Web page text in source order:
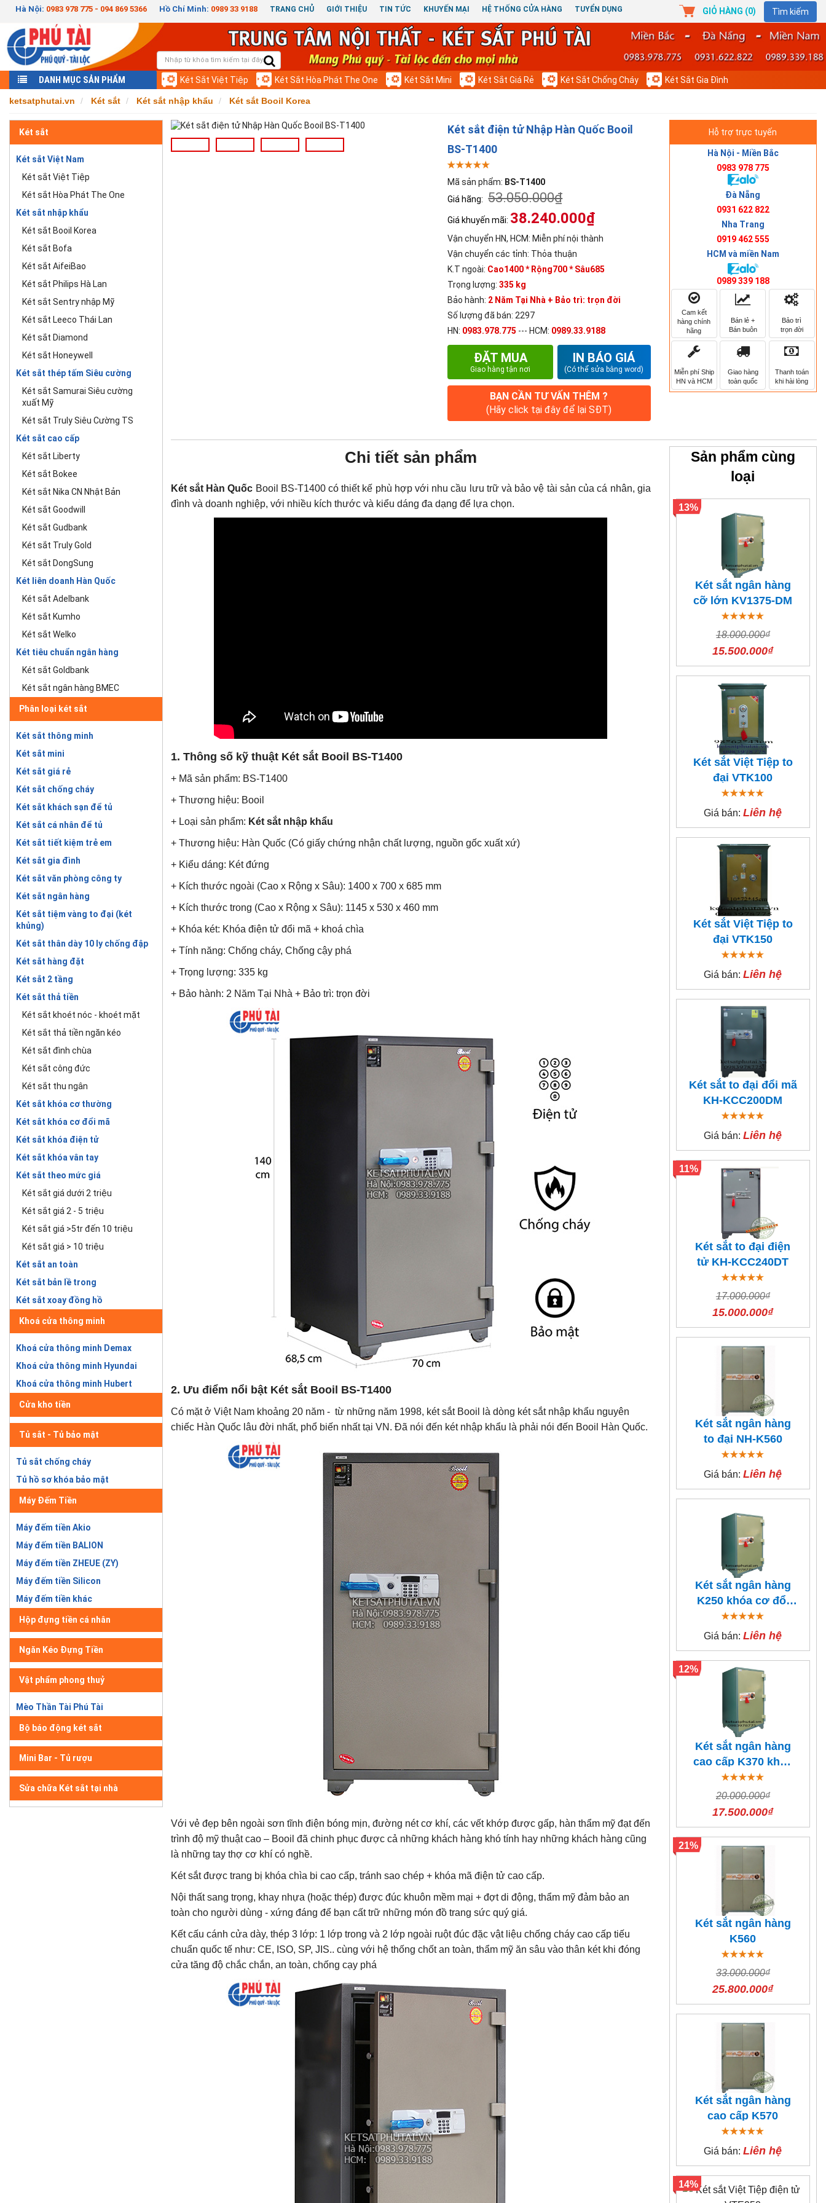
Hà Nội: 0983 978 775 - 094 869 5366 Hồ Chí Minh: 0989 33 9188 TRANG CHỦ GIỚI THIỆU TIN TỨC KHUYẾN MẠI HỆ THỐNG CỬA HÀNG TUYỂN DỤNG GIỎ HÀNG (0) Tìm kiếm
DANH MỤC SẢN PHẨM Két Sắt Việt Tiệp Két Sắt Hòa Phát The One Két Sắt Mini Két Sắt Giá Rẻ Két Sắt Chống Cháy Két Sắt Gia Đình
ketsatphutai.vn Két sắt Két sắt nhập khẩu Két sắt Booil Korea
Két sắt
Két sắt Việt Nam
Két sắt Việt Tiệp
Két sắt Hòa Phát The One
Két sắt nhập khẩu
Két sắt Booil Korea
Két sắt Bofa
Két sắt AifeiBao
Két sắt Philips Hà Lan
Két sắt Sentry nhập Mỹ
Két sắt Leeco Thái Lan
Két sắt Diamond
Két sắt Honeywell
Két sắt thép tấm Siêu cường
Két sắt Samurai Siêu cường
xuất Mỹ
Két sắt Truly Siêu Cường TS
Két sắt cao cấp
Két sắt Liberty
Két sắt Bokee
Két sắt Nika CN Nhật Bản
Két sắt Goodwill
Két sắt Gudbank
Két sắt Truly Gold
Két sắt DongSung
Két liên doanh Hàn Quốc
Két sắt Adelbank
Két sắt Kumho
Két sắt Welko
Két tiêu chuẩn ngân hàng
Két sắt Goldbank
Két sắt ngân hàng BMEC
Phân loại két sắt
Két sắt thông minh
Két sắt mini
Két sắt giá rẻ
Két sắt chống cháy
Két sắt khách sạn để tủ
Két sắt cá nhân để tủ
Két sắt tiết kiệm trẻ em
Két sắt gia đình
Két sắt văn phòng công ty
Két sắt ngân hàng
Két sắt tiệm vàng to đại (két
khủng)
Két sắt thân dày 10 ly chống đập
Két sắt hàng đặt
Két sắt 2 tầng
Két sắt thả tiền
Két sắt khoét nóc - khoét mặt
Két sắt thả tiền ngăn kéo
Két sắt đình chùa
Két sắt công đức
Két sắt thu ngân
Két sắt khóa cơ thường
Két sắt khóa cơ đổi mã
Két sắt khóa điện tử
Két sắt khóa vân tay
Két sắt theo mức giá
Két sắt giá dưới 2 triệu
Két sắt giá 2 - 5 triệu
Két sắt giá >5tr đến 10 triệu
Két sắt giá > 10 triệu
Két sắt an toàn
Két sắt bản lề trong
Két sắt xoay đồng hồ
Khoá cửa thông minh
Khoá cửa thông minh Demax
Khoá cửa thông minh Hyundai
Khoá cửa thông minh Hubert
Cửa kho tiền
Tủ sắt - Tủ bảo mật
Tủ sắt chống cháy
Tủ hồ sơ khóa bảo mật
Máy Đếm Tiền
Máy đếm tiền Akio
Máy đếm tiền BALION
Máy đếm tiền ZHEUE (ZY)
Máy đếm tiền Silicon
Máy đếm tiền khác
Hộp đựng tiền cá nhân
Ngăn Kéo Đựng Tiền
Vật phẩm phong thuỷ
Mèo Thần Tài Phú Tài
Bộ báo động két sắt
Mini Bar - Tủ rượu
Sửa chữa Két sắt tại nhà
Két sắt điện tử Nhập Hàn Quốc Booil
BS-T1400
Mã sản phẩm: BS-T1400
Giá hãng: 53.050.000₫
Giá khuyến mãi: 38.240.000₫
Vận chuyển HN, HCM: Miễn phí nội thành
Vận chuyển các tỉnh: Thỏa thuận
K.T ngoài: Cao1400 * Rộng700 * Sâu685
Trọng lượng:335 kg
Bảo hành: 2 Năm Tại Nhà + Bảo trì: trọn đời
Số lượng đã bán: 2297
HN: 0983.978.775 --- HCM: 0989.33.9188
ĐẶT MUA
Giao hàng tận nơi
IN BÁO GIÁ
(Có thể sửa bằng word)
BẠN CẦN TƯ VẤN THÊM ?
(Hãy click tại đây để lại SĐT)
Hỗ trợ trực tuyến
Hà Nội - Miền Bắc
0983 978 775
Đà Nẵng
0931 622 822
Nha Trang
0919 462 555
HCM và miền Nam
0989 339 188
Cam kết
hàng chính
hãng
Bán lẻ +
Bán buôn
Bảo trì
trọn đời
Miễn phí Ship
HN và HCM
Giao hàng
toàn quốc
Thanh toán
khi hài lòng
Chi tiết sản phẩm
Két sắt Hàn Quốc Booil BS-T1400 có thiết kế phù hợp với nhu cầu lưu trữ và bảo vệ tài sản của cá nhân, gia
đình và doanh nghiệp, với nhiều kích thước và kiểu dáng đa dạng để lựa chọn.
1. Thông số kỹ thuật Két sắt Booil BS-T1400
+ Mã sản phẩm: BS-T1400
+ Thương hiệu: Booil
+ Loại sản phẩm: Két sắt nhập khẩu
+ Thương hiệu: Hàn Quốc (Có giấy chứng nhận chất lượng, nguồn gốc xuất xứ)
+ Kiểu dáng: Két đứng
+ Kích thước ngoài (Cao x Rộng x Sâu): 1400 x 700 x 685 mm
+ Kích thước trong (Cao x Rộng x Sâu): 1145 x 530 x 460 mm
+ Khóa két: Khóa điện tử đổi mã + khoá chìa
+ Tính năng: Chống cháy, Chống cậy phá
+ Trọng lượng: 335 kg
+ Bảo hành: 2 Năm Tại Nhà + Bảo trì: trọn đời
2. Ưu điểm nổi bật Két sắt Booil BS-T1400
Có mặt ở Việt Nam khoảng 20 năm - từ những năm 1998, két sắt Booil là dòng két sắt nhập khẩu nguyên
chiếc Hàn Quốc lâu đời nhất, phổ biến nhất tại VN. Đã nói đến két nhập khẩu là phải nói đến Booil Hàn Quốc.
Với vẻ đẹp bên ngoài sơn tĩnh điện bóng mịn, đường nét cơ khí, các vết khớp được gấp, hàn thẩm mỹ đạt đến
trình độ mỹ thuật cao – Booil đã chinh phục được cả những khách hàng khó tính hay những khách hàng cũng
là những tay thợ cơ khí có nghề.
Két sắt được trang bị khóa chìa bi cao cấp, tránh sao chép + khóa mã điện tử cao cấp.
Nội thất sang trọng, khay nhựa (hoặc thép) được đúc khuôn mềm mại + đợt di động, thẩm mỹ đảm bảo an
toàn cho người dùng - xứng đáng để bạn cất trữ những món đồ trang sức quý giá.
Kết cấu cánh cửa dày, thép 3 lớp: 1 lớp trong và 2 lớp ngoài ruột đúc đặc vật liệu chống cháy cao cấp tiếu
chuẩn quốc tế như: CE, ISO, SP, JIS.. cùng với hệ thống chốt an toàn, thẩm mỹ ăn sâu vào thân két khi đóng
cửa tăng độ chắc chắn, an toàn, chống cạy phá
Sản phẩm cùng
loại
Két sắt ngân hàng
cỡ lớn KV1375-DM
18.000.000₫
15.500.000₫
13%
Két sắt Việt Tiệp to
đại VTK100
Giá bán:Liên hệ
Két sắt Việt Tiệp to
đại VTK150
Giá bán:Liên hệ
Két sắt to đại đổi mã
KH-KCC200DM
Giá bán:Liên hệ
Két sắt to đại điện
tử KH-KCC240DT
17.000.000₫
15.000.000₫
11%
Két sắt ngân hàng
to đại NH-K560
Giá bán:Liên hệ
Két sắt ngân hàng
K250 khóa cơ đổi
mã
Giá bán:Liên hệ
Két sắt ngân hàng
cao cấp K370 khóa
cơ đổi mã
20.000.000₫
17.500.000₫
12%
Két sắt ngân hàng
K560
33.000.000₫
25.800.000₫
21%
Két sắt ngân hàng
cao cấp K570
Giá bán:Liên hệ
14%